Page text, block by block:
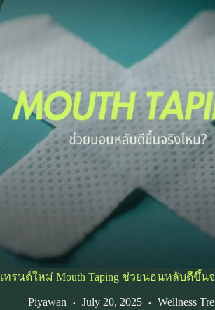
เทรนด์ใหม่ Mouth Taping ช่วยนอนหลับดีขึ้น
Piyawan July 20, 2025 Wellness